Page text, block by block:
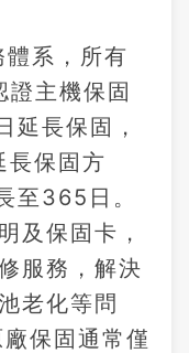
系，所有
主機保固
延長保固，
保固方
至365日。
及保固卡，
服務，解決
老化等問
保固通常僅